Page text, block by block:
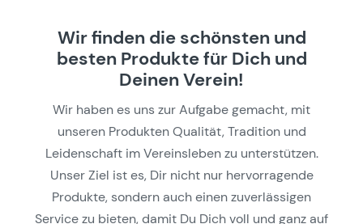
Wir finden die schönsten und
besten Produkte für Dich und
Deinen Verein!
Wir haben es uns zur Aufgabe gemacht, mit
unseren Produkten Qualität, Tradition und
Leidenschaft im Vereinsleben zu unterstützen.
Unser Ziel ist es, Dir nicht nur hervorragende
Produkte, sondern auch einen zuverlässigen
Service zu bieten, damit Du Dich voll und ganz auf